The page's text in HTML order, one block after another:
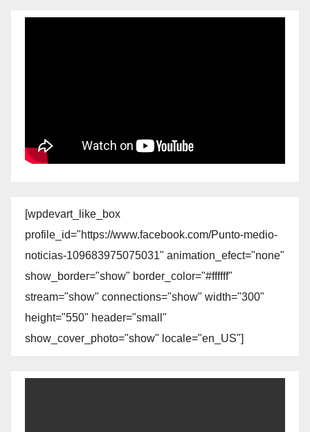
[wpdevart_like_box
profile_id="https://www.facebook.com/Punto-medio-
noticias-109683975075031" animation_efect="none"
show_border="show" border_color="#ffffff"
stream="show" connections="show" width="300"
height="550" header="small"
show_cover_photo="show" locale="en_US"]